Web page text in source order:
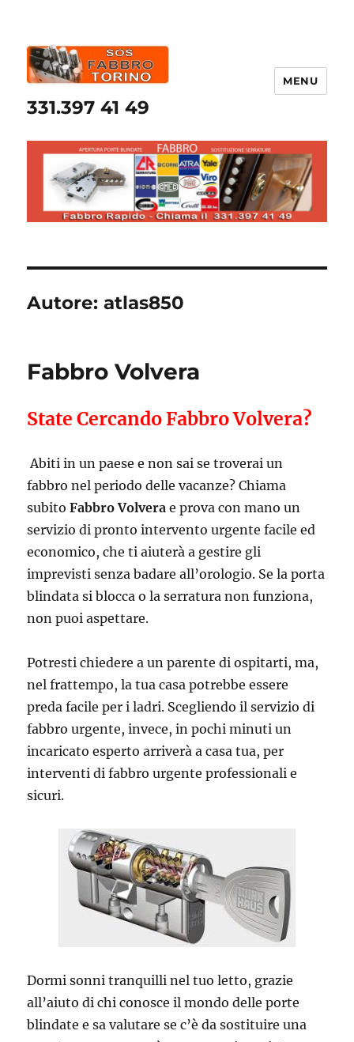
331.397 41 49
MENU
Autore:atlas850
Fabbro Volvera
State Cercando Fabbro Volvera?
Abiti in un paese e non sai se troverai un
fabbro nel periodo delle vacanze? Chiama
subitoFabbro Volvera e prova con mano un
servizio di pronto intervento urgente facile ed
economico, che ti aiuterà a gestire gli
imprevisti senza badare all’orologio. Se la porta
blindata si blocca o la serratura non funziona,
non puoi aspettare.
Potresti chiedere a un parente di ospitarti, ma,
nel frattempo, la tua casa potrebbe essere
preda facile per i ladri. Scegliendo il servizio di
fabbro urgente, invece, in pochi minuti un
incaricato esperto arriverà a casa tua, per
interventi di fabbro urgente professionali e
sicuri.
Dormi sonni tranquilli nel tuo letto, grazie
all’aiuto di chi conosce il mondo delle porte
blindate e sa valutare se c’è da sostituire una